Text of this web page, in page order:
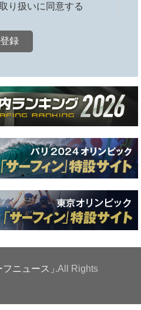
り扱いに同意する
ニュース」.All Rights